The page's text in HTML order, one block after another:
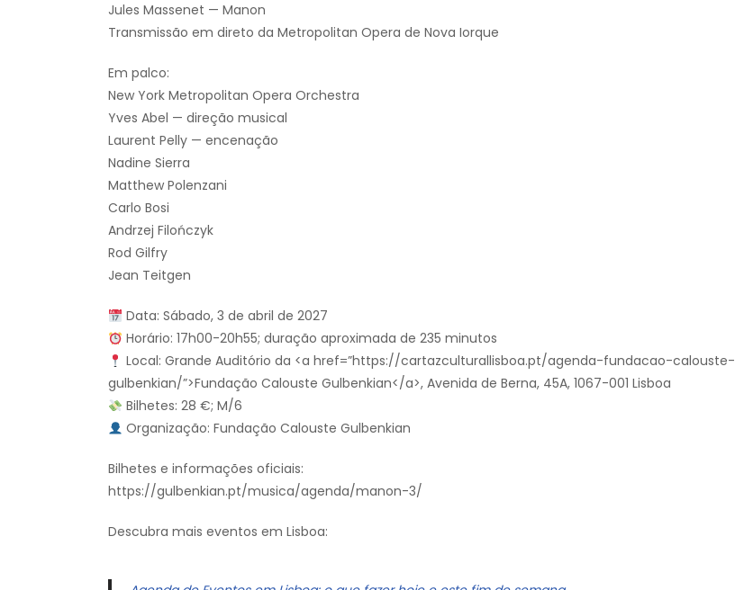
Jules Massenet — Manon
Transmissão em direto da Metropolitan Opera de Nova Iorque
Em palco:
New York Metropolitan Opera Orchestra
Yves Abel — direção musical
Laurent Pelly — encenação
Nadine Sierra
Matthew Polenzani
Carlo Bosi
Andrzej Filończyk
Rod Gilfry
Jean Teitgen
Data: Sábado, 3 de abril de 2027
Horário: 17h00-20h55; duração aproximada de 235 minutos
Local: Grande Auditório da <a href=”https://cartazculturallisboa.pt/agenda-fundacao-calouste-
gulbenkian/”>Fundação Calouste Gulbenkian</a>, Avenida de Berna, 45A, 1067-001 Lisboa
Bilhetes: 28 €; M/6
Organização: Fundação Calouste Gulbenkian
Bilhetes e informações oficiais:
https://gulbenkian.pt/musica/agenda/manon-3/
Descubra mais eventos em Lisboa: